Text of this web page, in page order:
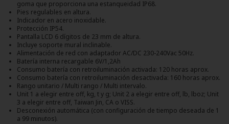
goma que proporciona una estanqueidad IP68.
Pies regulables en altura.
Indicador en acero inoxidable.
Protección IP54.
Pantalla LCD 6 dígitos de 23 mm de altura.
Incluye soporte mural inclinable.
Alimentación de red con adaptador AC/DC 230-240Vac 50Hz.
Batería interna recargable 6V/1,2Ah
Consumo batería con retroiluminación activada: 120 horas aprox.
Consumo batería con retroiluminación desactivada: 160 horas aprox.
Rango unitario / Multi rango / Multi intervalo.
Unit 1 a elegir entre off, kg, t y g; Unit 2 a elegir entre off, lb, lboz; Unit
3 a elegir entre off, Taiwan Jin, CA o VISS.
Desconexión automática (con configuración de tiempo deseada de 1
a 99 minutos).